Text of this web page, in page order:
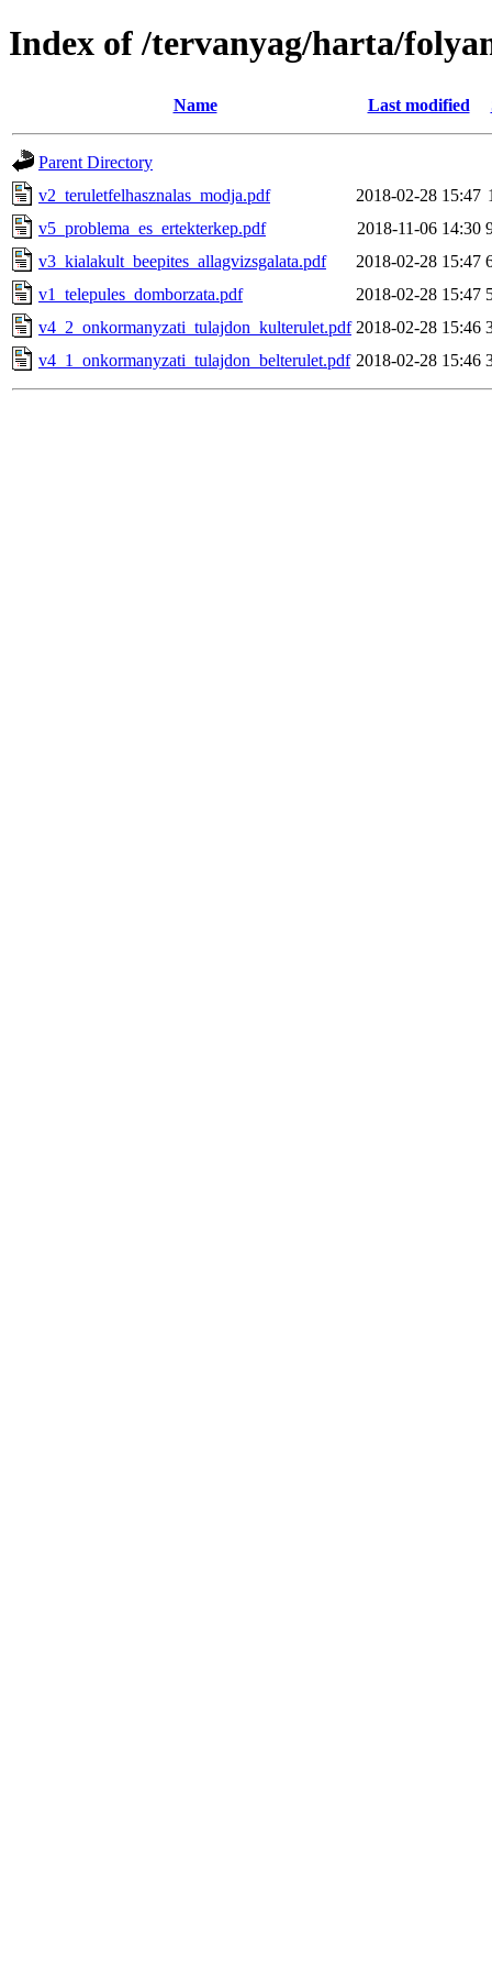
Index of /tervanyag/harta/
Name Last modified
Parent Directory
v2_teruletfelhasznalas_modja.pdf
2018-02-28 15:47
v5_problema_es_ertekterkep.pdf
2018-11-06 14:30
v3_kialakult_beepites_allagvizsgalata.pdf
2018-02-28 15:47
v1_telepules_domborzata.pdf
2018-02-28 15:47
v4_2_onkormanyzati_tulajdon_kulterulet.pdf 2018-02-28 15:46
v4_1_onkormanyzati_tulajdon_belterulet.pdf 2018-02-28 15:46